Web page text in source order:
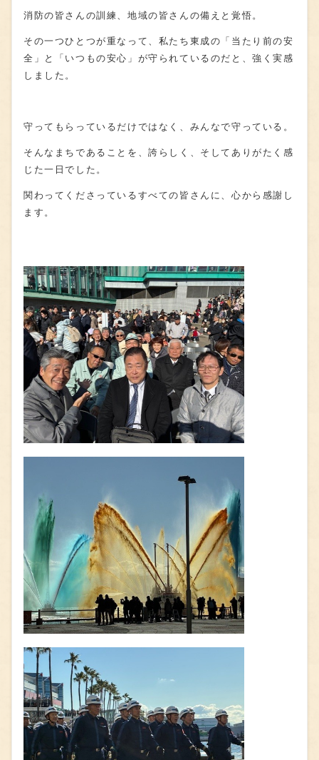
消防の皆さんの訓練、地域の皆さんの備えと覚悟。
その一つひとつが重なって、私たち東成の「当たり前の安
全」と「いつもの安心」が守られているのだと、強く実感
しました。
守ってもらっているだけではなく、みんなで守っている。
そんなまちであることを、誇らしく、そしてありがたく感
じた一日でした。
関わってくださっているすべての皆さんに、心から感謝し
ます。